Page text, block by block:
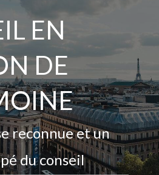
EN
DE
reconnue et un
du conseil